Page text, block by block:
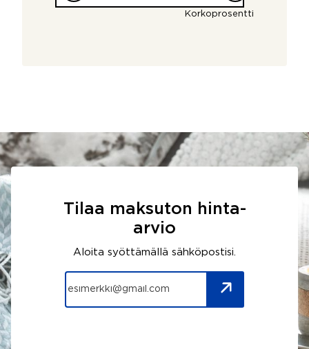
Korkoprosentti
Tilaa maksuton hinta-
arvio
Aloita syöttämällä sähköpostisi.